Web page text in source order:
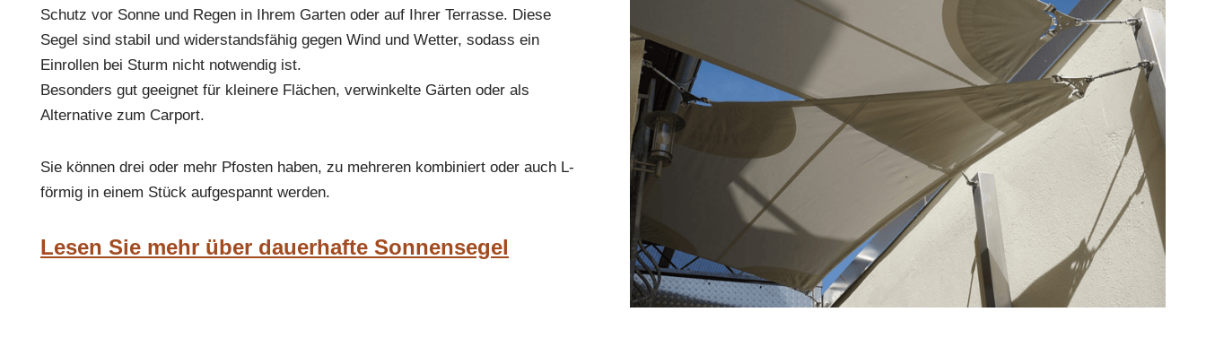
Schutz vor Sonne und Regen in Ihrem Garten oder auf Ihrer Terrasse. Diese
Segel sind stabil und widerstandsfähig gegen Wind und Wetter, sodass ein
Einrollen bei Sturm nicht notwendig ist.
Besonders gut geeignet für kleinere Flächen, verwinkelte Gärten oder als
Alternative zum Carport.
Sie können drei oder mehr Pfosten haben, zu mehreren kombiniert oder auch L-
förmig in einem Stück aufgespannt werden.
Lesen Sie mehr über dauerhafte Sonnensegel